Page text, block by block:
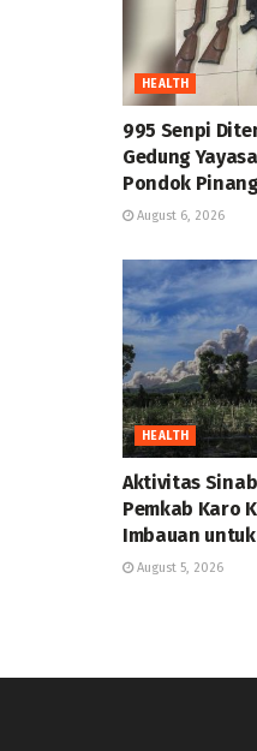
HEALTH
995 Senpi
Gedung
Pondok
August 6, 2026
HEALTH
Aktivitas
Pemkab Karo
Imbauan
August 5, 2026